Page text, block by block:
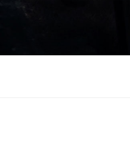
Pular